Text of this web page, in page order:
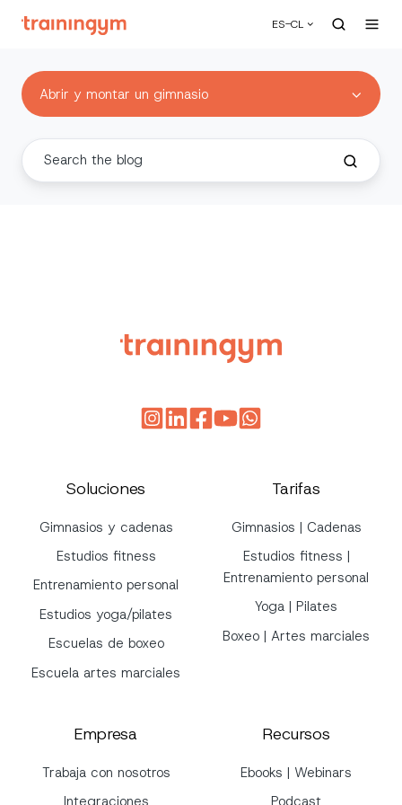
ES-CL
Abrir y montar un gimnasio
Soluciones
Gimnasios y cadenas
Estudios fitness
Entrenamiento personal
Estudios yoga/pilates
Escuelas de boxeo
Escuela artes marciales
Tarifas
Gimnasios | Cadenas
Estudios fitness |
Entrenamiento personal
Yoga | Pilates
Boxeo | Artes marciales
Empresa
Trabaja con nosotros
Recursos
Ebooks | Webinars